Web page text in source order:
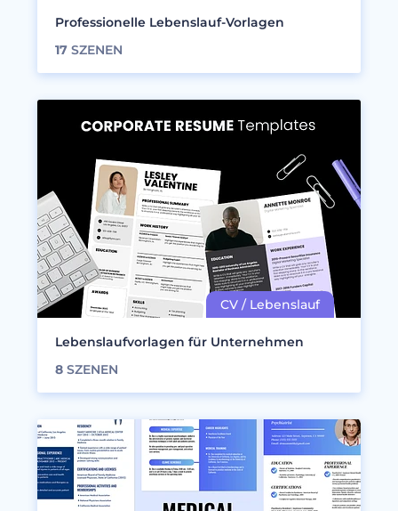
Professionelle Lebenslauf-Vorlagen
17 SZENEN
Lebenslaufvorlagen für Unternehmen
8 SZENEN